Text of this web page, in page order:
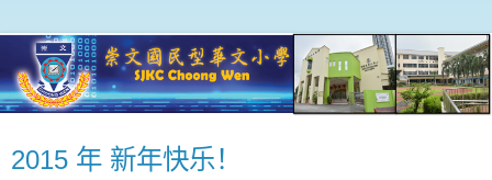
2015 年 新年快乐！